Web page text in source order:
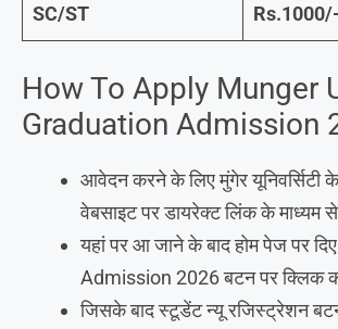
SC/ST Rs.1000/-
How To Apply Munger
Graduation Admission
आवेदन करने के लिए मुंगेर यूनिवर्सिटी
वेबसाइट पर डायरेक्ट लिंक के माध्यम
यहां पर आ जाने के बाद होम पेज पर
Admission 2026 बटन पर क्लिक
जिसके बाद स्टूडेंट न्यू रजिस्ट्रेशन